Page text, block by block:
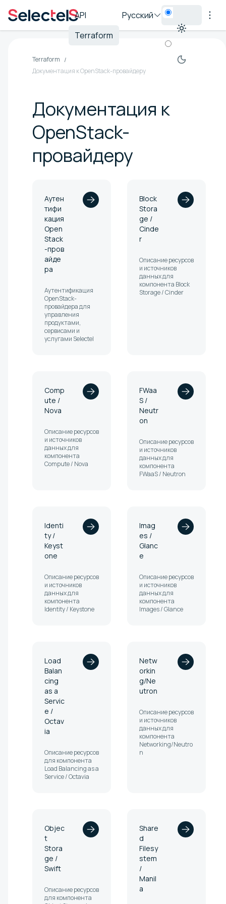
API
Terraform
Русский
Terraform
Документация к OpenStack-провайдеру
Документация к
OpenStack-
провайдеру
Аутен
тифи
кация
Open
Stack
-пров
айде
ра
Аутентификация
OpenStack-
провайдера для
управления
продуктами,
сервисами и
услугами Selectel
Block
Stora
ge /
Cinde
r
Описание ресурсов
и источников
данных для
компонента Block
Storage / Cinder
Comp
ute /
Nova
Описание ресурсов
и источников
данных для
компонента
Compute / Nova
FWaa
S /
Neutr
on
Описание ресурсов
и источников
данных для
компонента
FWaaS / Neutron
Identi
ty /
Keyst
one
Описание ресурсов
и источников
данных для
компонента
Identity / Keystone
Imag
es /
Glanc
e
Описание ресурсов
и источников
данных для
компонента
Images / Glance
Load
Balan
cing
as a
Servic
e /
Octav
ia
Описание ресурсов
для компонента
Load Balancing as a
Service / Octavia
Netw
orkin
g/Ne
utron
Описание ресурсов
и источников
данных для
компонента
Networking/Neutro
n
Objec
t
Stora
ge /
Swift
Описание ресурсов
для компонента
Share
d
Filesy
stem
/
Manil
a